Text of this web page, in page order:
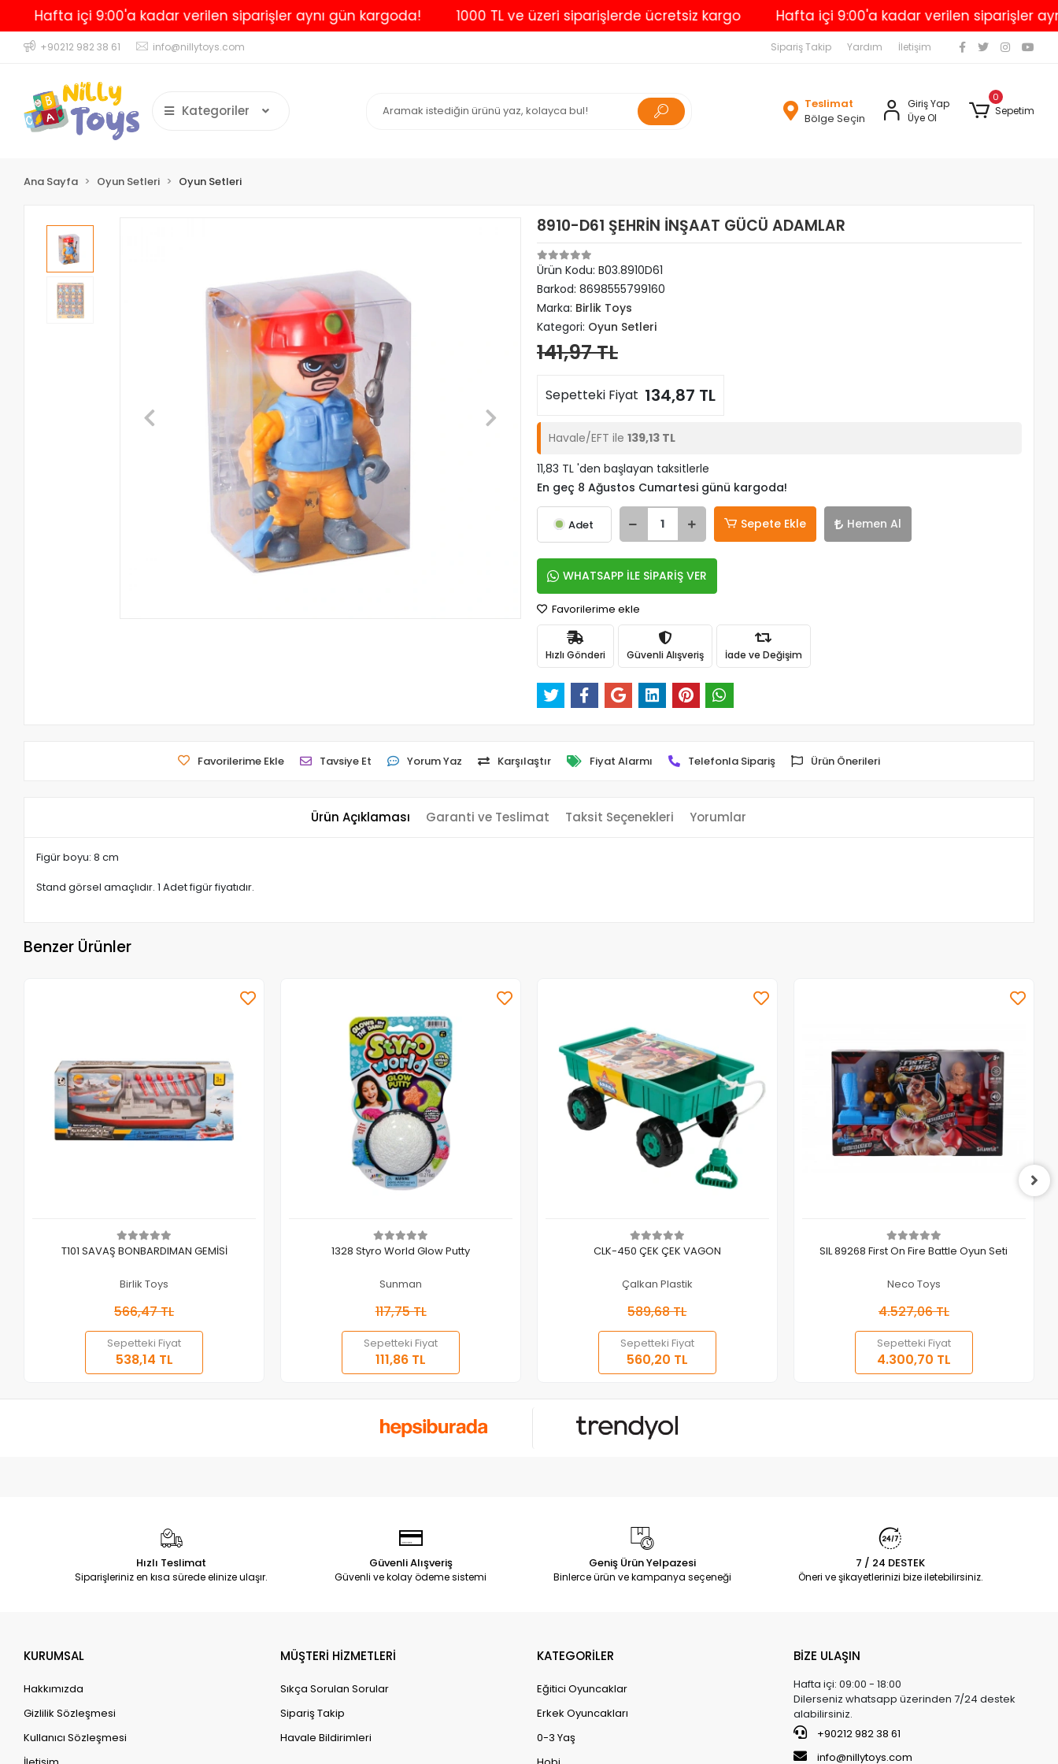
Hafta içi 9:00'a kadar verilen siparişler aynı gün kargoda! 1000 TL ve üzeri siparişlerde ücretsiz kargo Hafta içi 9:00'a kadar verilen siparişler aynı
+90212 982 38 61 info@nillytoys.com Sipariş Takip Yardım İletişim
Kategoriler
Teslimat
Bölge Seçin
Giriş Yap
Üye Ol
0
Sepetim
Ana Sayfa Oyun Setleri Oyun Setleri
8910-D61 ŞEHRİN İNŞAAT GÜCÜ ADAMLAR
Ürün Kodu: B03.8910D61
Barkod: 8698555799160
Marka: Birlik Toys
Kategori: Oyun Setleri
141,97 TL
Sepetteki Fiyat 134,87 TL
Havale/EFT ile 139,13 TL
11,83 TL 'den başlayan taksitlerle
En geç 8 Ağustos Cumartesi günü kargoda!
Adet Sepete Ekle Hemen Al
WHATSAPP İLE SİPARİŞ VER
Favorilerime ekle
Hızlı Gönderi Güvenli Alışveriş İade ve Değişim
Favorilerime Ekle Tavsiye Et Yorum Yaz Karşılaştır Fiyat Alarmı Telefonla Sipariş Ürün Önerileri
Ürün Açıklaması Garanti ve Teslimat Taksit Seçenekleri Yorumlar
Figür boyu: 8 cm
Stand görsel amaçlıdır. 1 Adet figür fiyatıdır.
Benzer Ürünler
Sepete Ekle
T101 SAVAŞ BONBARDIMAN GEMİSİ
Birlik Toys
566,47 TL
Sepetteki Fiyat
538,14 TL
Sepete Ekle
1328 Styro World Glow Putty
Sunman
117,75 TL
Sepetteki Fiyat
111,86 TL
Sepete Ekle
CLK-450 ÇEK ÇEK VAGON
Çalkan Plastik
589,68 TL
Sepetteki Fiyat
560,20 TL
Sepete Ekle
SIL 89268 First On Fire Battle Oyun Seti
Neco Toys
4.527,06 TL
Sepetteki Fiyat
4.300,70 TL
Hızlı Teslimat
Siparişleriniz en kısa sürede elinize ulaşır.
Güvenli Alışveriş
Güvenli ve kolay ödeme sistemi
Geniş Ürün Yelpazesi
Binlerce ürün ve kampanya seçeneği
7 / 24 DESTEK
Öneri ve şikayetlerinizi bize iletebilirsiniz.
KURUMSAL
Hakkımızda
Gizlilik Sözleşmesi
Kullanıcı Sözleşmesi
MÜŞTERİ HİZMETLERİ
Sıkça Sorulan Sorular
Sipariş Takip
Havale Bildirimleri
KATEGORİLER
Eğitici Oyuncaklar
Erkek Oyuncakları
0-3 Yaş
BİZE ULAŞIN
Hafta içi: 09:00 - 18:00
Dilerseniz whatsapp üzerinden 7/24 destek
alabilirsiniz.
+90212 982 38 61
info@nillytoys.com